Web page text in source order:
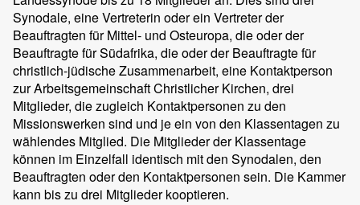
Synodale, eine Vertreterin oder ein Vertreter der
Beauftragten für Mittel- und Osteuropa, die oder der
Beauftragte für Südafrika, die oder der Beauftragte für
christlich-jüdische Zusammenarbeit, eine Kontaktperson
zur Arbeitsgemeinschaft Christlicher Kirchen, drei
Mitglieder, die zugleich Kontaktpersonen zu den
Missionswerken sind und je ein von den Klassentagen zu
wählendes Mitglied. Die Mitglieder der Klassentage
können im Einzelfall identisch mit den Synodalen, den
Beauftragten oder den Kontaktpersonen sein. Die Kammer
kann bis zu drei Mitglieder kooptieren.